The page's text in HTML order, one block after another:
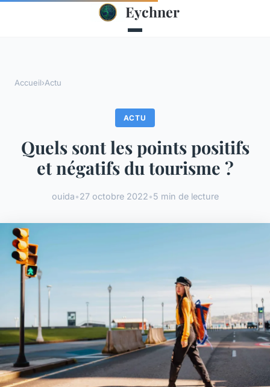
Eychner
Accueil›Actu
ACTU
Quels sont les points positifs
et négatifs du tourisme ?
ouida•27 octobre 2022•5 min de lecture